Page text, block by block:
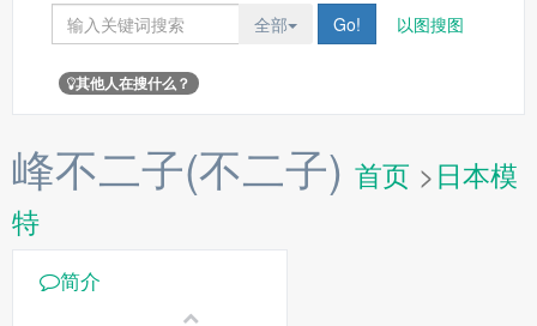
全部 Go! 以图搜图
其他人在搜什么？
峰不二子(不二子) 首页 >日本模
特
简介